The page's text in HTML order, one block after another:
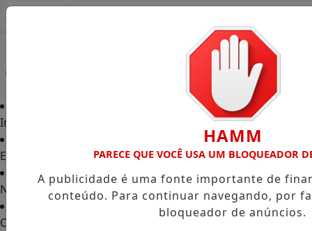
Início
Edições
Notícias
Contato
HAMM
PARECE QUE VOCÊ USA UM BLOQUEADOR
A publicidade é uma fonte importante de
conteúdo. Para continuar navegando, por
bloqueador de anúncios.